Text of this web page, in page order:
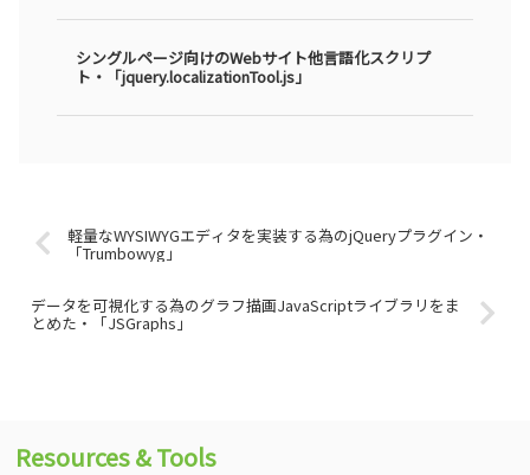
シングルページ向けのWebサイト他言語化スクリプ
ト・「jquery.localizationTool.js」
軽量なWYSIWYGエディタを実装する為のjQueryプラグイン・
「Trumbowyg」
データを可視化する為のグラフ描画JavaScriptライブラリをま
とめた・「JSGraphs」
Resources & Tools